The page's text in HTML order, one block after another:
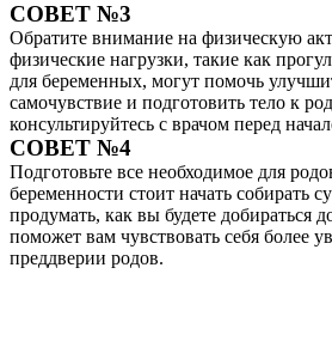
СОВЕТ №3
Обратите внимание на физическую
физические нагрузки, такие как
для беременных, могут помочь
самочувствие и подготовить тело к
консультируйтесь с врачом перед
СОВЕТ №4
Подготовьте все необходимое для
беременности стоит начать собирать
продумать, как вы будете добираться
поможет вам чувствовать себя более
преддверии родов.